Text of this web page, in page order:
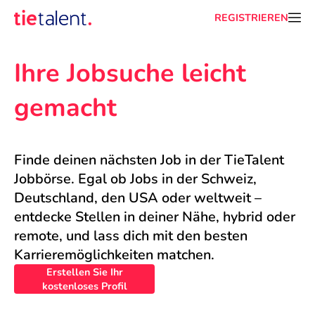
REGISTRIEREN
Ihre Jobsuche leicht
gemacht
Finde deinen nächsten Job in der TieTalent
Jobbörse. Egal ob Jobs in der Schweiz,
Deutschland, den USA oder weltweit –
entdecke Stellen in deiner Nähe, hybrid oder
remote, und lass dich mit den besten
Karrieremöglichkeiten matchen.
Erstellen Sie Ihr
kostenloses Profil